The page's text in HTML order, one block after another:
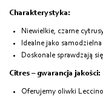
Charakterystyka:
Niewielkie, czarne
Idealne jako
Doskonale sprawdzają
Citres – gwarancja jakości:
Oferujemy oliwki